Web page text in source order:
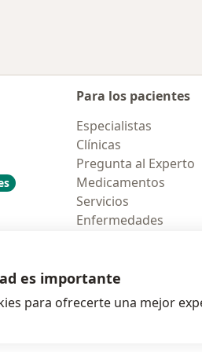
Para los pacientes
Especialistas
Clínicas
Pregunta al Experto
Medicamentos
Servicios
Enfermedades
se abre en
se abre
es importante
para ofrecerte una mejor